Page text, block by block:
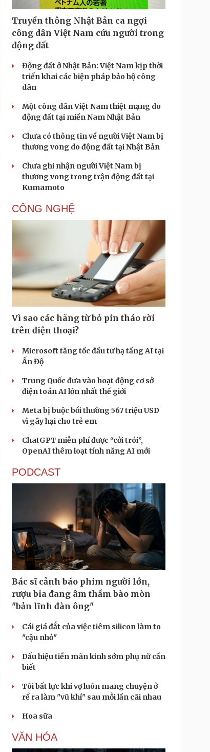
Truyền thông Nhật Bản ca ngợi
công dân Việt Nam cứu người trong
động đất
Động đất ở Nhật Bản: Việt Nam kịp thời
triển khai các biện pháp bảo hộ công
dân
Một công dân Việt Nam thiệt mạng do
động đất tại miền Nam Nhật Bản
Chưa có thông tin về người Việt Nam bị
thương vong do động đất tại Nhật Bản
Chưa ghi nhận người Việt Nam bị
thương vong trong trận động đất tại
Kumamoto
CÔNG NGHỆ
Vì sao các hãng từ bỏ pin tháo rời
trên điện thoại?
Microsoft tăng tốc đầu tư hạ tầng AI tại
Ấn Độ
Trung Quốc đưa vào hoạt động cơ sở
điện toán AI lớn nhất thế giới
Meta bị buộc bồi thường 567 triệu USD
vì gây hại cho trẻ em
ChatGPT miễn phí được “cởi trói”,
OpenAI thêm loạt tính năng AI mới
PODCAST
Bác sĩ cảnh báo phim người lớn,
rượu bia đang âm thầm bào mòn
"bản lĩnh đàn ông"
Cái giá đắt của việc tiêm silicon làm to
"cậu nhỏ"
Dấu hiệu tiền mãn kinh sớm phụ nữ cần
biết
Tôi bất lực khi vợ luôn mang chuyện ở
rể ra làm "vũ khí" sau mỗi lần cãi nhau
Hoa sữa
VĂN HÓA